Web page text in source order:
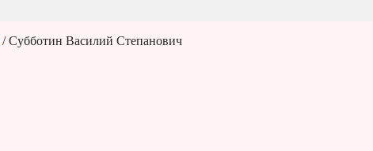
/ Субботин Василий Степанович